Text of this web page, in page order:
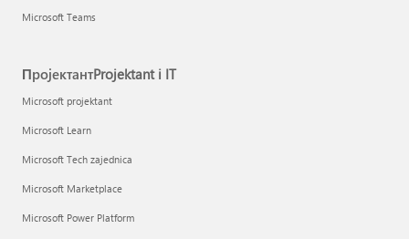
Microsoft Teams
ПројектантProjektant i IT
Microsoft projektant
Microsoft Learn
Microsoft Tech zajednica
Microsoft Marketplace
Microsoft Power Platform